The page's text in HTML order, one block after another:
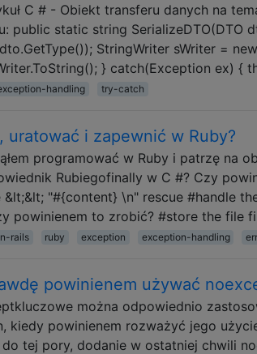
C # - Obiekt transferu danych na
public static string SerializeDTO(DTO
StringWriter sWriter =
} catch(Exception ex) {
handling try-catch
uratować i zapewnić w Ruby?
programować w Ruby i patrzę na
Rubiegofinally w C #? Czy
"#{content} \n" rescue #handle
powinienem to zrobić? #store the file
rails ruby exception exception-handling
powinienem używać
można odpowiednio
kiedy powinienem rozważyć jego
do tej pory, dodanie w ostatniej chwili